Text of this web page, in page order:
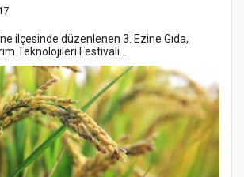
ilçesinde düzenlenen 3. Ezine Gıda,
Teknolojileri Festivali...